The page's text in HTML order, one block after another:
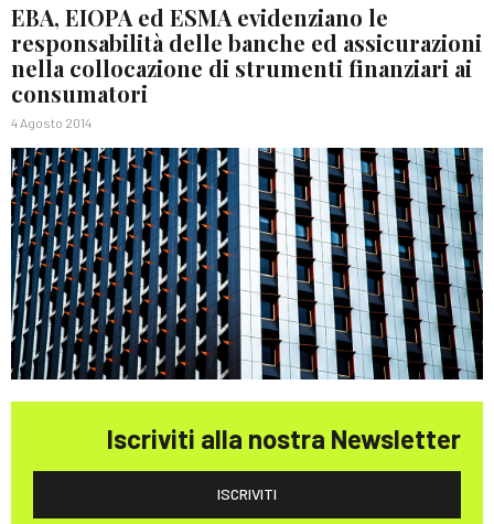
EBA, EIOPA ed ESMA evidenziano le
responsabilità delle banche ed assicurazioni
nella collocazione di strumenti finanziari ai
consumatori
4 Agosto 2014
Iscriviti alla nostra Newsletter
ISCRIVITI